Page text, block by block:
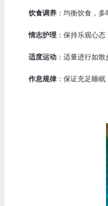
饮食调养 ：均衡饮食，
情志护理 ：保持乐观心
适度运动 ：适量进行如
作息规律：保证充足睡眠